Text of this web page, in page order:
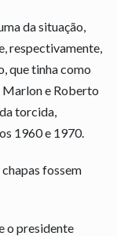
da situação,
respectivamente,
que tinha como
Marlon e Roberto
torcida,
1960 e 1970.
fossem
o presidente